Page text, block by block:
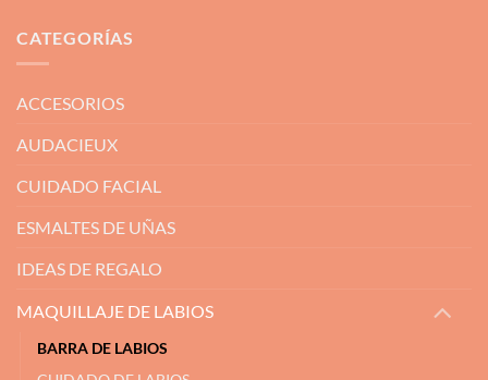
CATEGORÍAS
ACCESORIOS
AUDACIEUX
CUIDADO FACIAL
ESMALTES DE UÑAS
IDEAS DE REGALO
MAQUILLAJE DE LABIOS
BARRA DE LABIOS